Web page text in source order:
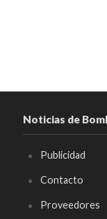
Noticias de
Publicidad
Contacto
Proveedores